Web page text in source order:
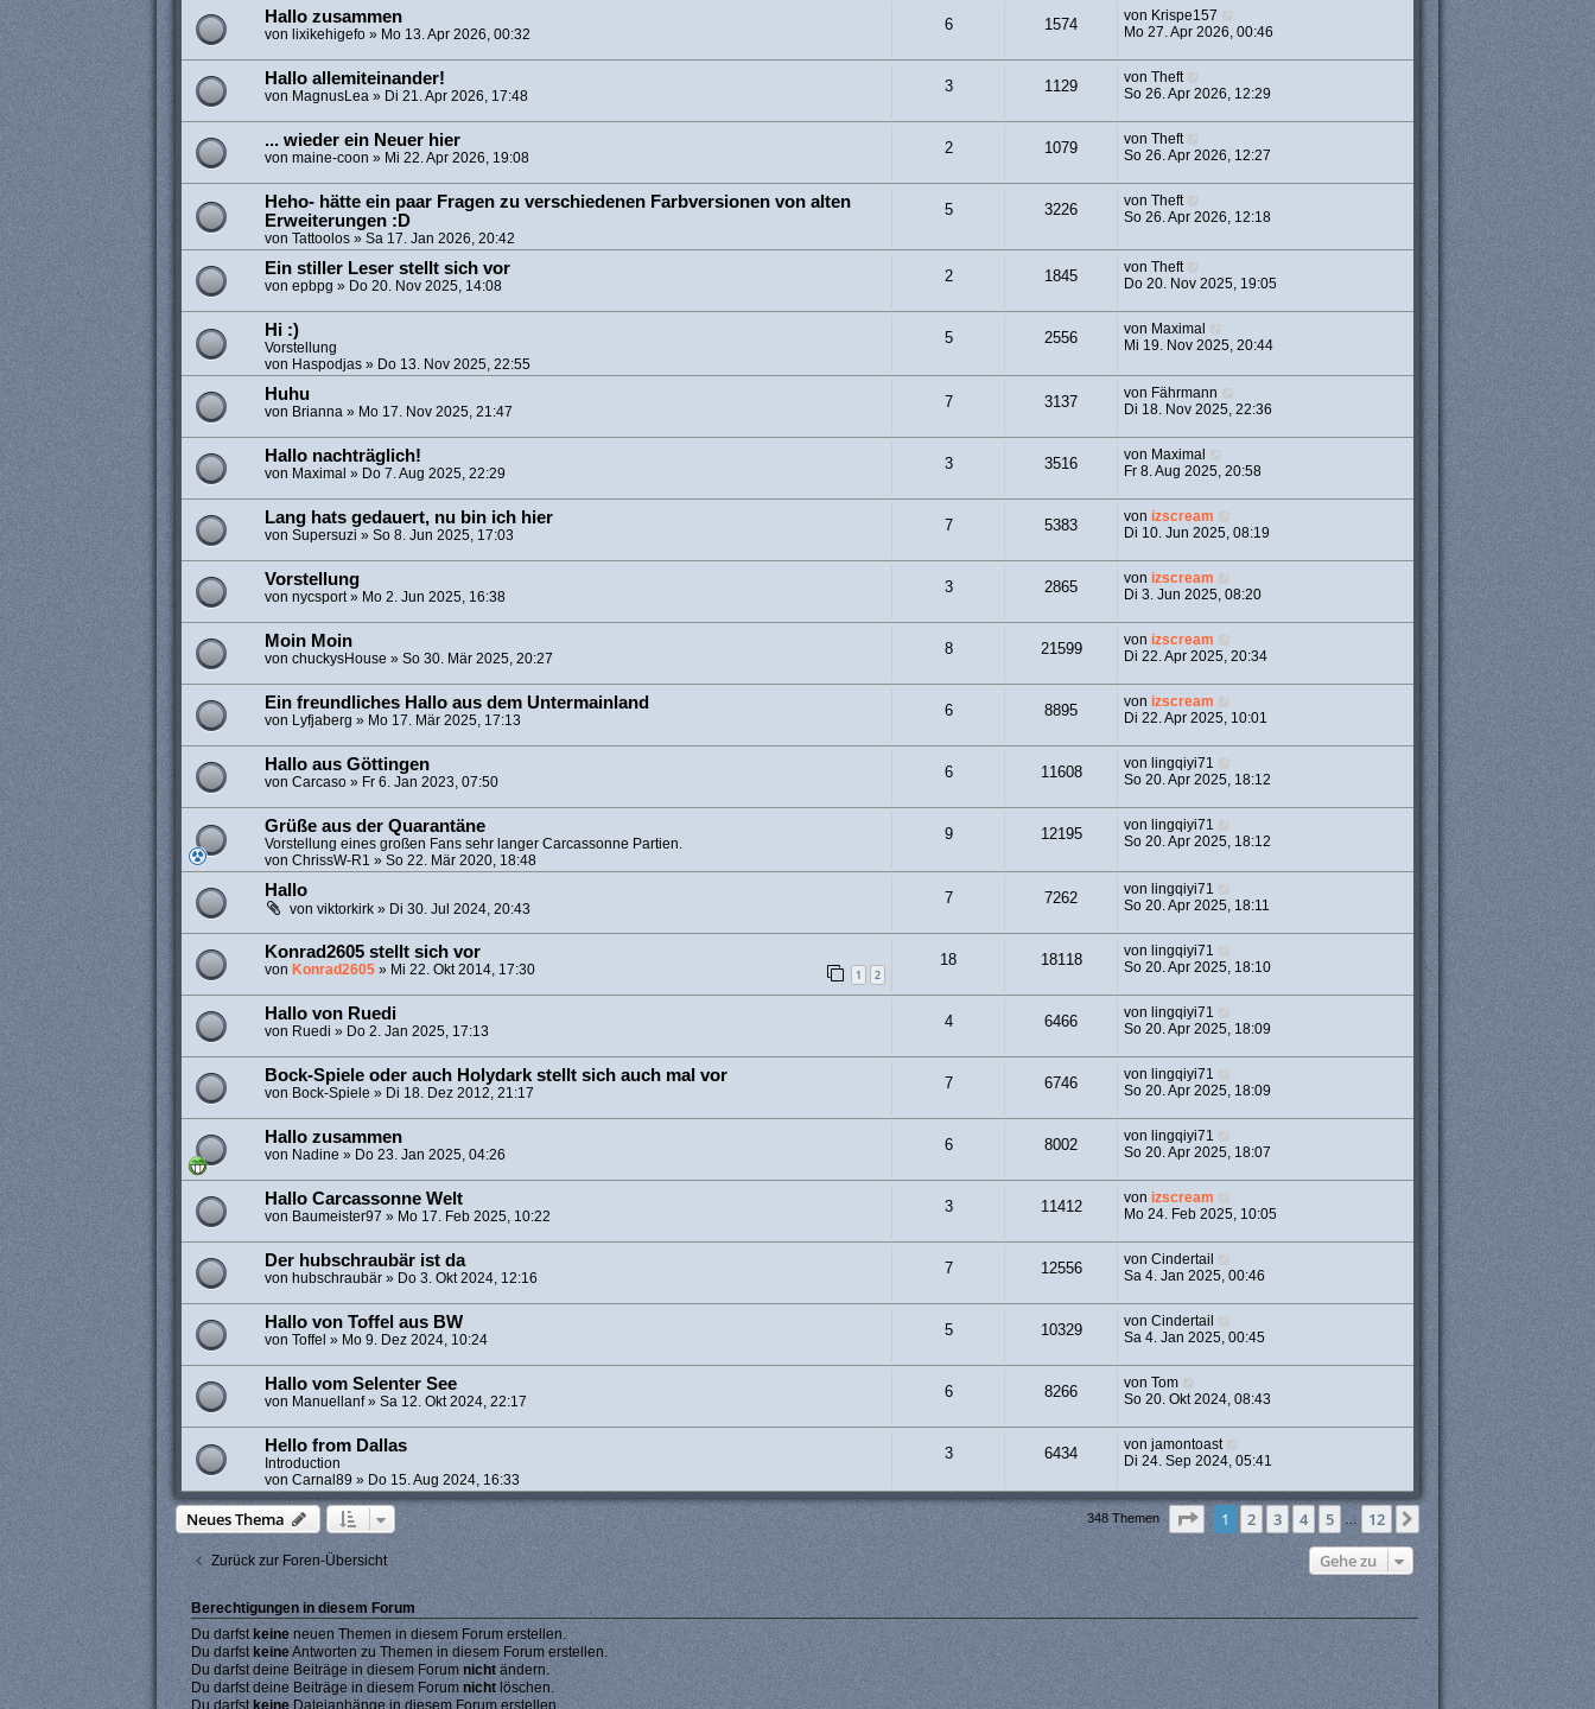
Hallo zusammen
von lixikehigefo» Mo 13. Apr 2026, 00:32
6 1574 von Krispe157
Mo 27. Apr 2026, 00:46
Hallo allemiteinander!
von MagnusLea » Di 21. Apr 2026, 17:48
3 1129 vonTheft
So 26. Apr 2026, 12:29
... wieder ein Neuer hier
von maine-coon » Mi 22. Apr 2026, 19:08
2 1079 vonTheft
So 26. Apr 2026, 12:27
Heho- hätte ein paar Fragen zu verschiedenen Farbversionen von alten
Erweiterungen :D
von Tattoolos» Sa 17. Jan 2026, 20:42
5 3226 vonTheft
So 26. Apr 2026, 12:18
Ein stiller Leser stellt sich vor
von epbpg » Do 20. Nov 2025, 14:08
2 1845 vonTheft
Do 20. Nov 2025, 19:05
Hi :)
Vorstellung
von Haspodjas» Do 13. Nov 2025, 22:55
5 2556 von Maximal
Mi 19. Nov 2025, 20:44
Huhu
von Brianna » Mo 17. Nov 2025, 21:47
7 3137 von Fährmann
Di 18. Nov 2025, 22:36
Hallo nachträglich!
von Maximal » Do 7. Aug 2025, 22:29
3 3516 von Maximal
Fr 8. Aug 2025, 20:58
Lang hats gedauert, nu bin ich hier
von Supersuzi » So 8. Jun 2025, 17:03
7 5383 vonizscream
Di 10. Jun 2025, 08:19
Vorstellung
von nycsport» Mo 2. Jun 2025, 16:38
3 2865 vonizscream
Di 3. Jun 2025, 08:20
Moin Moin
von chuckysHouse » So 30. Mär 2025, 20:27
8 21599 vonizscream
Di 22. Apr 2025, 20:34
Ein freundliches Hallo aus dem Untermainland
von Lyfjaberg » Mo 17. Mär 2025, 17:13
6 8895 vonizscream
Di 22. Apr 2025, 10:01
Hallo aus Göttingen
von Carcaso» Fr 6. Jan 2023, 07:50
6 11608 vonlingqiyi71
So 20. Apr 2025, 18:12
Grüße aus der Quarantäne
Vorstellung eines großen Fans sehr langer Carcassonne Partien.
von ChrissW-R1 » So 22. Mär 2020, 18:48
9 12195 vonlingqiyi71
So 20. Apr 2025, 18:12
Hallo
von viktorkirk» Di 30. Jul 2024, 20:43
7 7262 vonlingqiyi71
So 20. Apr 2025, 18:11
Konrad2605 stellt sich vor
von Konrad2605» Mi 22. Okt 2014, 17:30 1 2
18 18118 vonlingqiyi71
So 20. Apr 2025, 18:10
Hallo von Ruedi
von Ruedi » Do 2. Jan 2025, 17:13
4 6466 vonlingqiyi71
So 20. Apr 2025, 18:09
Bock-Spiele oder auch Holydark stellt sich auch mal vor
von Bock-Spiele » Di 18. Dez 2012, 21:17
7 6746 vonlingqiyi71
So 20. Apr 2025, 18:09
Hallo zusammen
von Nadine » Do 23. Jan 2025, 04:26
6 8002 vonlingqiyi71
So 20. Apr 2025, 18:07
Hallo Carcassonne Welt
von Baumeister97 » Mo 17. Feb 2025, 10:22
3 11412 vonizscream
Mo 24. Feb 2025, 10:05
Der hubschraubär ist da
von hubschraubär» Do 3. Okt 2024, 12:16
7 12556 vonCindertail
Sa 4. Jan 2025, 00:46
Hallo von Toffel aus BW
von Toffel » Mo 9. Dez 2024, 10:24
5 10329 vonCindertail
Sa 4. Jan 2025, 00:45
Hallo vom Selenter See
von Manuellanf» Sa 12. Okt 2024, 22:17
6 8266 vonTom
So 20. Okt 2024, 08:43
Hello from Dallas
Introduction
von Carnal89 » Do 15. Aug 2024, 16:33
3 6434 vonjamontoast
Di 24. Sep 2024, 05:41
Neues Thema 348 Themen Seite von12
1 2 3 4 5 … 12 Nächste
Zurück zur Foren-Übersicht Gehe zu
Berechtigungen in diesem Forum
Du darfstkeineneuen Themen in diesem Forum erstellen.
Du darfstkeineAntworten zu Themen in diesem Forum erstellen.
Du darfst deine Beiträge in diesem Forum nichtändern.
Du darfst deine Beiträge in diesem Forum nichtlöschen.
Du darfstkeineDateianhänge in diesem Forum erstellen.